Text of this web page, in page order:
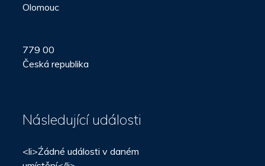
Olomouc
779 00
Česká republika
Následující události
<li>Źádné události v daném